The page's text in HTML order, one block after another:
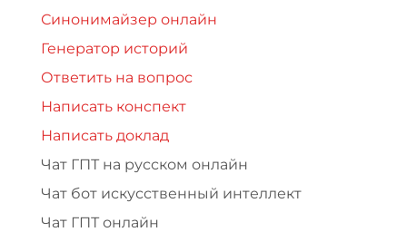
Синонимайзер онлайн
Генератор историй
Ответить на вопрос
Написать конспект
Написать доклад
Чат ГПТ на русском онлайн
Чат бот искусственный интеллект
Чат ГПТ онлайн